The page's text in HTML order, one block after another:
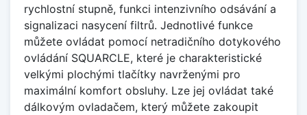
rychlostní stupně, funkci intenzivního odsávání a
signalizaci nasycení filtrů. Jednotlivé funkce
můžete ovládat pomocí netradičního dotykového
ovládání SQUARCLE, které je charakteristické
velkými plochými tlačítky navrženými pro
maximální komfort obsluhy. Lze jej ovládat také
dálkovým ovladačem, který můžete zakoupit